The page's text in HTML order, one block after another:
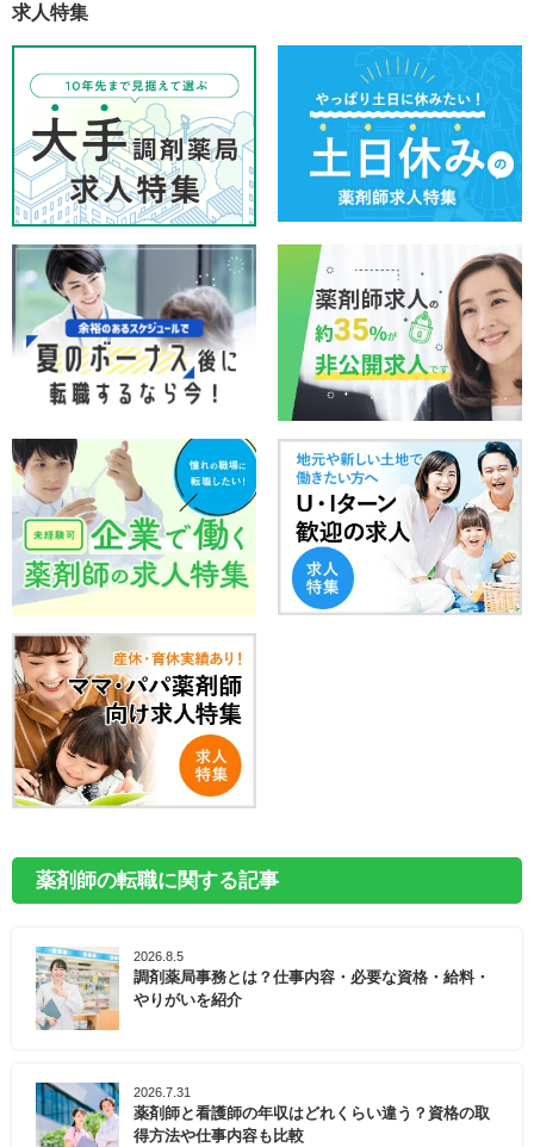
求人特集
薬剤師の転職に関する記事
2026.8.5
調剤薬局事務とは？仕事内容・必要な資格・給料・
やりがいを紹介
2026.7.31
薬剤師と看護師の年収はどれくらい違う？資格の取
得方法や仕事内容も比較